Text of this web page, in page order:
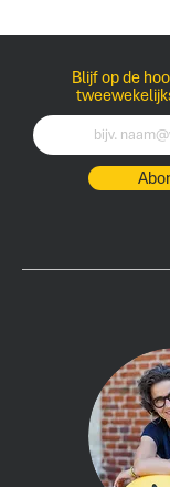
Blijf op de